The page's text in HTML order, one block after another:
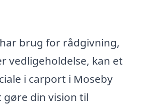
brug for rådgivning,
vedligeholdelse, kan et
i carport i Moseby
din vision til